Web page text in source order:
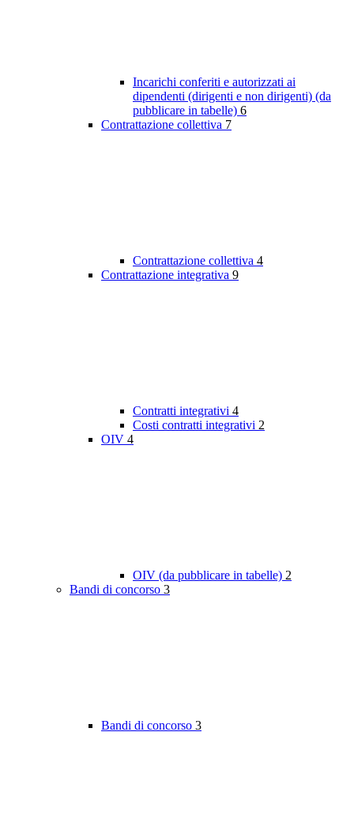
Incarichi conferiti e autorizzati ai
dipendenti (dirigenti e non dirigenti) (da
pubblicare in tabelle) 6
Contrattazione collettiva 7
Contrattazione collettiva 4
Contrattazione integrativa 9
Contratti integrativi 4
Costi contratti integrativi 2
OIV 4
OIV (da pubblicare in tabelle) 2
Bandi di concorso 3
Bandi di concorso 3